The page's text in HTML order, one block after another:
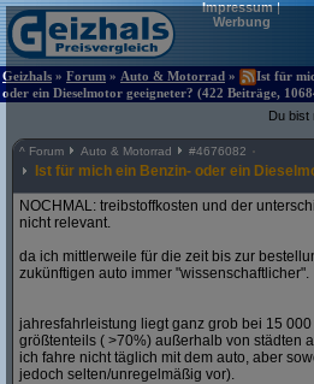
Impressum|
Werbung
Geizhals » Forum » Auto & Motorrad »
Ist für
oder ein Dieselmotor geeigneter? (422 Beiträge,
Du bist
^ Forum Auto & Motorrad #4676082
Ist für mich ein Benzin- oder ein
NOCHMAL: treibstoffkosten und der
nicht relevant.
da ich mittlerweile für die zeit bis zur
zukünftigen auto immer "wissenschaftlicher".
jahresfahrleistung liegt ganz grob bei 15
größtenteils ( >70%) außerhalb von städten
ich fahre nicht täglich mit dem auto, aber
jedoch selten/unregelmäßig vor).